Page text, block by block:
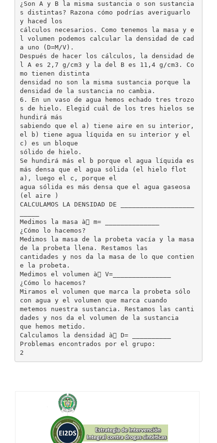
¿Son A y B la misma sustancia o son sustancia
s distintas? Razona cómo podrías averiguarlo
y haced los
cálculos necesarios. Como tenemos la masa y e
l volumen podemos calcular la densidad de cad
a uno (D=M/V).
Después de hacer los cálculos, la densidad de
l A es 2,7 g/cm3 y la del B es 11,4 g/cm3. Co
mo tienen distinta
densidad no son la misma sustancia porque la
densidad de la sustancia no cambia.
6. En un vaso de agua hemos echado tres trozo
s de hielo. Elegid cuál de los tres hielos se
hundirá más
sabiendo que el a) tiene aire en su interior,
el b) tiene agua líquida en su interior y el
c) es un bloque
sólido de hielo.
Se hundirá más el b porque el agua líquida es
más densa que el agua sólida (el hielo flot
a), luego el c, porque el
agua sólida es más densa que el agua gaseosa
(el aire )
CALCULAMOS LA DENSIDAD DE ___________________
Medimos la masa à m= ______________
¿Cómo lo hacemos?
Medimos la masa de la probeta vacía y la masa
de la probeta llena. Restamos las
cantidades y nos da la masa de lo que contien
e la probeta.
Medimos el volumen à V=_______________
¿Cómo lo hacemos?
Miramos el volumen que marca la probeta sólo
con agua y el volumen que marca cuando
metemos nuestra sustancia. Restamos las canti
dades y nos da el volumen de la sustancia
que hemos metido.
Calculamos la densidad à D= __________
Problemas encontrados por el grupo: